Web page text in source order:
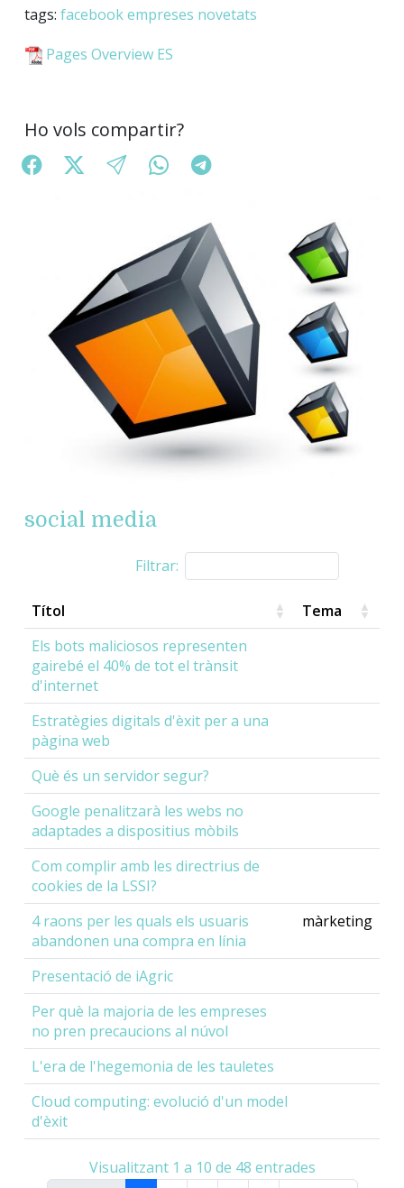
tags: facebookempreses novetats
Pages Overview ES
Ho vols compartir?
social media
Filtrar:
Títol
Tema
Els bots maliciosos representen
gairebé el 40% de tot el trànsit
d'internet
Estratègies digitals d'èxit per a una
pàgina web
Què és un servidor segur?
Google penalitzarà les webs no
adaptades a dispositius mòbils
Com complir amb les directrius de
cookies de la LSSI?
4 raons per les quals els usuaris
abandonen una compra en línia
màrketing
Presentació de iAgric
Per què la majoria de les empreses
no pren precaucions al núvol
L'era de l'hegemonia de les tauletes
Cloud computing: evolució d'un model
d'èxit
Visualitzant 1 a 10 de 48 entrades